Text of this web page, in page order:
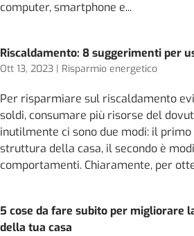
computer, smartphone e...
Riscaldamento: 8 suggerimenti per
Ott 13, 2023 | Risparmio energetico
Per risparmiare sul riscaldamento
soldi, consumare più risorse del
inutilmente ci sono due modi: il
struttura della casa, il secondo è
comportamenti. Chiaramente, per
5 cose da fare subito per migliorare
della tua casa